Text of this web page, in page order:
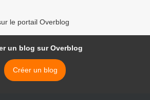
le portail Overblog
un blog sur Overblog
Créer un blog